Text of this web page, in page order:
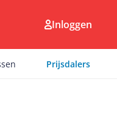
Inloggen
Prijsdalers